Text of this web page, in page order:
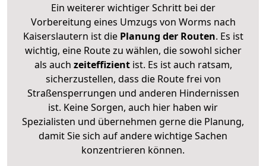
Ein weiterer wichtiger Schritt bei der
Vorbereitung eines Umzugs von Worms nach
Kaiserslautern ist diePlanung der Routen. Es ist
wichtig, eine Route zu wählen, die sowohl sicher
als auch zeiteffizientist. Es ist auch ratsam,
sicherzustellen, dass die Route frei von
Straßensperrungen und anderen Hindernissen
ist. Keine Sorgen, auch hier haben wir
Spezialisten und übernehmen gerne die Planung,
damit Sie sich auf andere wichtige Sachen
konzentrieren können.